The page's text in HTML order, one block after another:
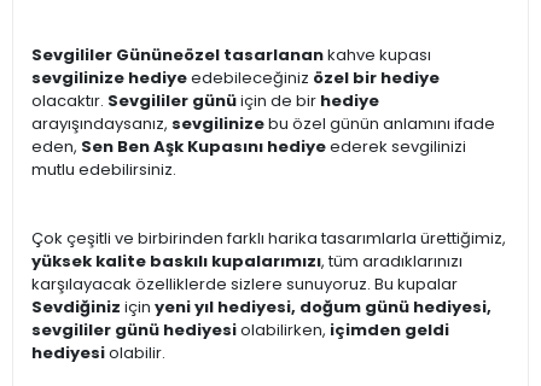
Sevgililer Gününeözel tasarlanankahve kupası
sevgilinize hediyeedebileceğiniz özel bir hediye
olacaktır. Sevgililer günüiçin de bir hediye
arayışındaysanız, sevgilinizebu özel günün anlamını ifade
eden, Sen Ben Aşk Kupasını hediyeederek sevgilinizi
mutlu edebilirsiniz.
Çok çeşitli ve birbirinden farklı harika tasarımlarla ürettiğimiz,
yüksek kalite baskılı kupalarımızı, tüm aradıklarınızı
karşılayacak özelliklerde sizlere sunuyoruz. Bu kupalar
Sevdiğiniz için yeni yıl hediyesi, doğum günü hediyesi,
sevgililer günü hediyesiolabilirken, içimden geldi
hediyesiolabilir.